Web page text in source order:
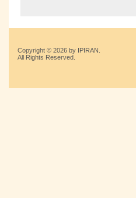
Copyright © 2026 by IPIRAN.
All Rights Reserved.